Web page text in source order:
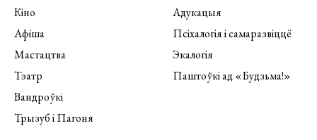
Кіно
Афіша
Мастацтва
Тэатр
Вандроўкі
Трызуб і Пагоня
Адукацыя
Псіхалогія і самаразвіццё
Экалогія
Паштоўкі ад «Будзьма!»